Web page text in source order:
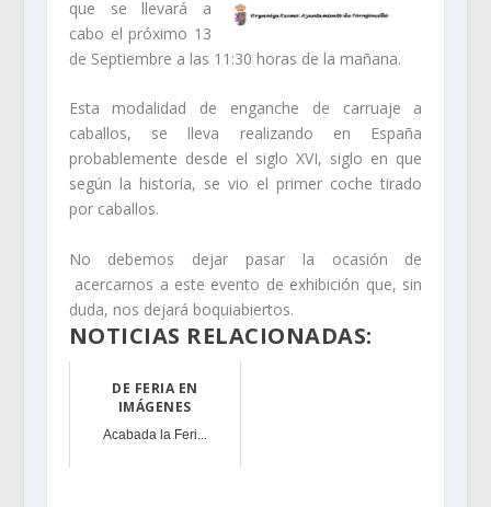
que se llevará a
cabo el próximo 13
de Septiembre a las 11:30 horas de la mañana.
Esta modalidad de enganche de carruaje a
caballos, se lleva realizando en España
probablemente desde el siglo XVI, siglo en que
según la historia, se vio el primer coche tirado
por caballos.
No debemos dejar pasar la ocasión de
acercarnos a este evento de exhibición que, sin
duda, nos dejará boquiabiertos.
NOTICIAS RELACIONADAS:
DE FERIA EN
IMÁGENES
Acabada la Feri...